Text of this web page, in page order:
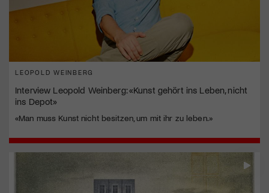
LEOPOLD WEINBERG
Interview Leopold Weinberg: «Kunst gehört ins Leben, nicht
ins Depot»
«Man muss Kunst nicht besitzen, um mit ihr zu leben.»